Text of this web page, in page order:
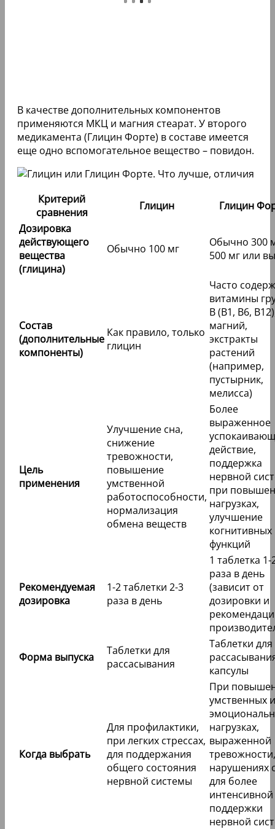
В качестве дополнительных компонентов
применяются МКЦ и магния стеарат. У второго
медикамента (Глицин Форте) в составе имеется
еще одно вспомогательное вещество – повидон.
Критерий
сравнения
Глицин
Глицин
Дозировка
действующего
вещества
(глицина)
Обычно 100 мг
Обычно 300
500 мг или
Состав
(дополнительные
компоненты)
Как правило, только
глицин
Часто
витамины
B (B1, B6,
магний,
экстракты
растений
(например,
пустырник,
мелисса)
Цель
применения
Улучшение сна,
снижение
тревожности,
повышение
умственной
работоспособности,
нормализация
обмена веществ
Более
выраженное
действие,
поддержка
нервной
при
нагрузках,
улучшение
когнитивных
функций
Рекомендуемая
дозировка
1-2 таблетки 2-3
раза в день
1 таблетка 1-
раза в день
(зависит от
дозировки и
Форма выпуска
Таблетки для
рассасывания
Таблетки для
капсулы
Когда выбрать
Для профилактики,
при легких стрессах,
для поддержания
общего состояния
нервной системы
При
умственных и
нагрузках,
выраженной
тревожности,
нарушениях
для более
интенсивной
поддержки
нервной